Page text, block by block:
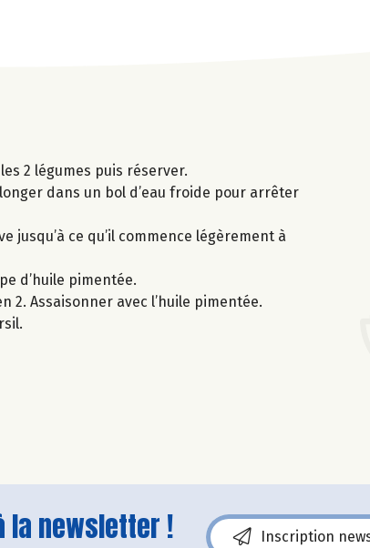
2 légumes puis réserver.
dans un bol d’eau froide pour arrêter
jusqu’à ce qu’il commence légèrement à
d’huile pimentée.
2. Assaisonner avec l’huile pimentée.
la newsletter ! Inscription